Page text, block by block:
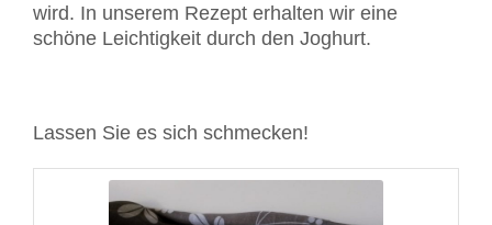
wird. In unserem Rezept erhalten wir eine
schöne Leichtigkeit durch den Joghurt.
Lassen Sie es sich schmecken!